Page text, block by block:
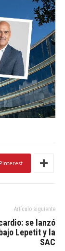
Pinterest
Artículo siguiente
se lanzó
Lepetit y la
SAC